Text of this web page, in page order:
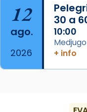
12
ago.
2026
30 a
10:00
+ info